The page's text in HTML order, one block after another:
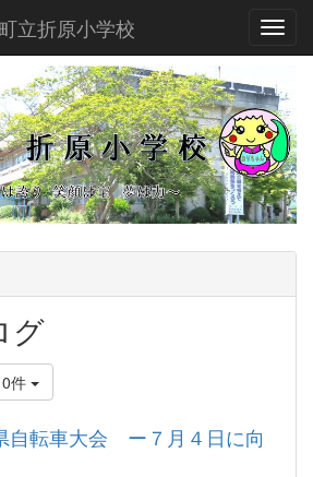
立折原小学校
グ
件
自転車大会 ー７月４日に向